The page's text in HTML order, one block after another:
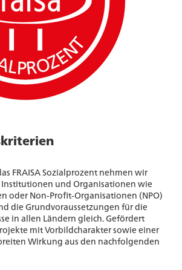
FRAISA Sozialprozent nehmen wir
und Organisationen wie
oder Non-Profit-Organisationen (NPO)
die Grundvoraussetzungen für die
in allen Ländern gleich. Gefördert
mit Vorbildcharakter sowie einer
Wirkung aus den nachfolgenden